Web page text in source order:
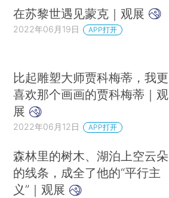
在苏黎世遇见蒙克｜观展
2022年06月19日 APP打开
比起雕塑大师贾科梅蒂，我更
喜欢那个画画的贾科梅蒂｜观
展
2022年06月12日 APP打开
森林里的树木、湖泊上空云朵
的线条，成全了他的“平行主
义”｜观展